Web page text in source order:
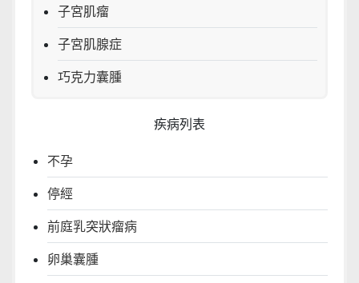
子宮肌瘤
子宮肌腺症
巧克力囊腫
疾病列表
不孕
停經
前庭乳突狀瘤病
卵巢囊腫